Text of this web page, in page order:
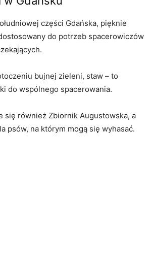
części Gdańska, pięknie
do potrzeb spacerowiczów
bujnej zieleni, staw – to
do wspólnego spacerowania.
się również Zbiornik Augustowska, a
psów, na którym mogą się wyhasać.